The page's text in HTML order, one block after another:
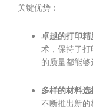
关键优势：
卓越的打印精
术，保持了
的质量都能够
多样的材料选
不断推出新